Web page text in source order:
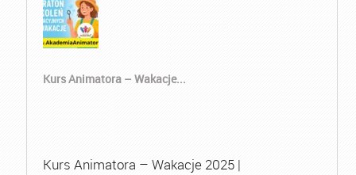
Kurs Animatora – Wakacje...
Kurs Animatora – Wakacje 2025 |